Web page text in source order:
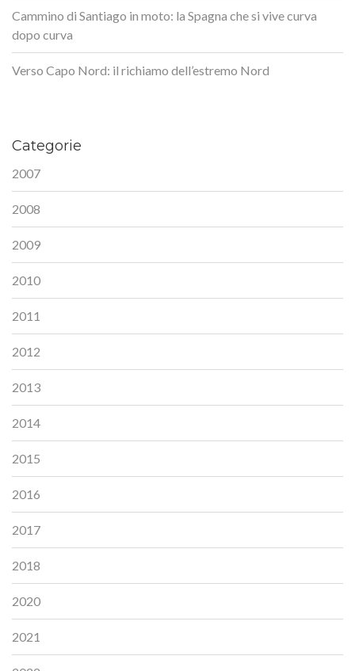
Cammino di Santiago in moto: la Spagna che si vive curva
dopo curva
Verso Capo Nord: il richiamo dell’estremo Nord
Categorie
2007
2008
2009
2010
2011
2012
2013
2014
2015
2016
2017
2018
2020
2021